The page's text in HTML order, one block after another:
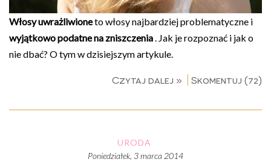
Włosy uwrażliwioneto włosy najbardziej problematyczne i
wyjątkowo podatne na zniszczenia. Jak je rozpoznać i jak o
nie dbać? O tym w dzisiejszym artykule.
Czytaj dalej » Skomentuj (72)
URODA
poniedziałek, 3 marca 2014